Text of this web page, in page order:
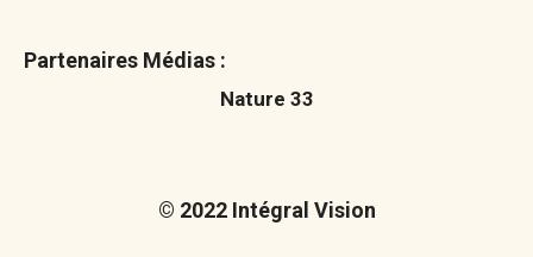
Partenaires Médias :
Nature 33
© 2022 Intégral Vision